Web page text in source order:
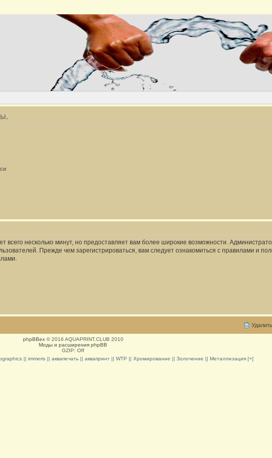
несколько минут, но предоставляет вам более широкие возможности.
Прежде чем зарегистрироваться, вам следует ознакомиться с правилами и
phpBBex© 2016 AQUAPRINT.CLUB 2010
Моды и расширения phpBB
GZIP: Off
|| immeris || аквапечать || аквапринт || WTP || Хромирование || Золочение || Металлизация [+]